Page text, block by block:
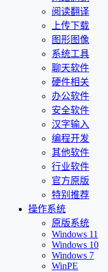
阅读翻译
上传下载
图形图像
系统工具
聊天软件
硬件相关
办公软件
安全软件
汉字输入
编程开发
其他软件
行业软件
官方原版
特别推荐
操作系统
原版系统
Windows 11
Windows 10
Windows 7
WinPE